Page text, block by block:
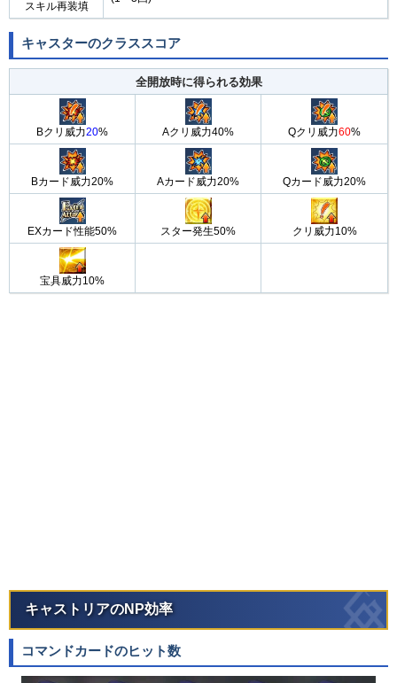
スキル再装填
キャスターのクラススコア
全開放時に得られる効果
Bクリ威力20% Aクリ威力40% Qクリ威力60%
Bカード威力20% Aカード威力20% Qカード威力20%
EXカード性能50% スター発生50% クリ威力10%
宝具威力10%
キャストリアのNP効率
コマンドカードのヒット数